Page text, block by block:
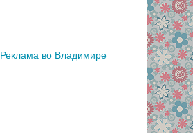
Реклама во Владимире